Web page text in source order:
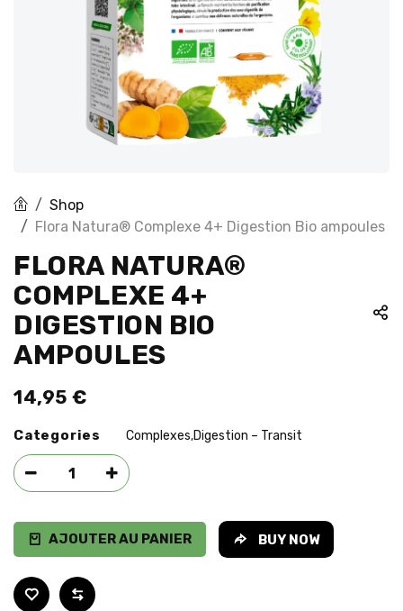
Shop
Flora Natura® Complexe 4+ Digestion Bio ampoules
FLORA NATURA®
COMPLEXE 4+
DIGESTION BIO
AMPOULES
14,95 €
Categories Complexes,Digestion – Transit
AJOUTER AU PANIER BUY NOW